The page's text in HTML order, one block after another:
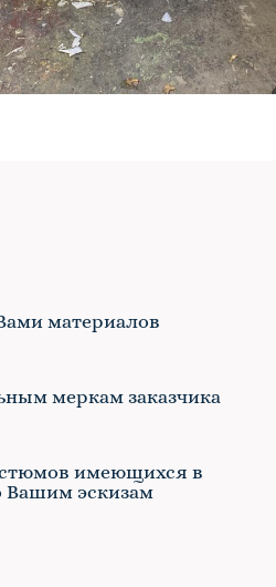
материалов
меркам заказчика
имеющихся в
Вашим эскизам